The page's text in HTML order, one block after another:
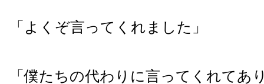
「よくぞ言ってくれました」
「僕たちの代わりに言ってくれてあ